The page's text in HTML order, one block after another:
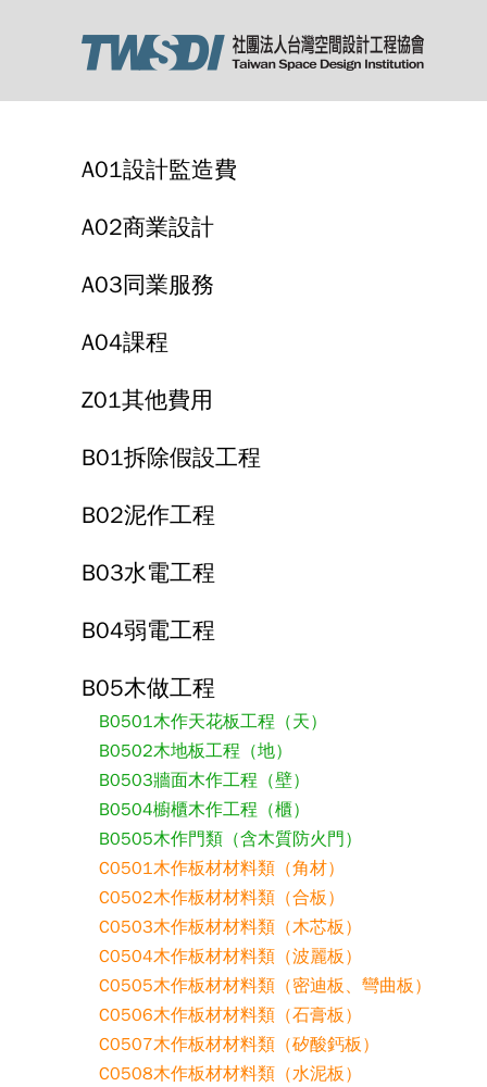
A01設計監造費
A02商業設計
A03同業服務
A04課程
Z01其他費用
B01拆除假設工程
B02泥作工程
B03水電工程
B04弱電工程
B05木做工程
B0501木作天花板工程（天）
B0502木地板工程（地）
B0503牆面木作工程（壁）
B0504櫥櫃木作工程（櫃）
B0505木作門類（含木質防火門）
C0501木作板材材料類（角材）
C0502木作板材材料類（合板）
C0503木作板材材料類（木芯板）
C0504木作板材材料類（波麗板）
C0505木作板材材料類（密迪板、彎曲板）
C0506木作板材材料類（石膏板）
C0507木作板材材料類（矽酸鈣板）
C0508木作板材材料類（水泥板）